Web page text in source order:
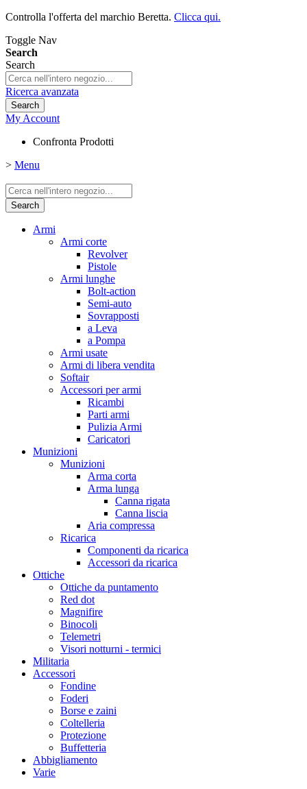
Controlla l'offerta del marchio Beretta. Clicca qui.
Toggle Nav
Search
Search
Ricerca avanzata
Search
My Account
Confronta Prodotti
> Menu
Search
Armi
Armi corte
Revolver
Pistole
Armi lunghe
Bolt-action
Semi-auto
Sovrapposti
a Leva
a Pompa
Armi usate
Armi di libera vendita
Softair
Accessori per armi
Ricambi
Parti armi
Pulizia Armi
Caricatori
Munizioni
Munizioni
Arma corta
Arma lunga
Canna rigata
Canna liscia
Aria compressa
Ricarica
Componenti da ricarica
Accessori da ricarica
Ottiche
Ottiche da puntamento
Red dot
Magnifire
Binocoli
Telemetri
Visori notturni - termici
Militaria
Accessori
Fondine
Foderi
Borse e zaini
Coltelleria
Protezione
Buffetteria
Abbigliamento
Varie